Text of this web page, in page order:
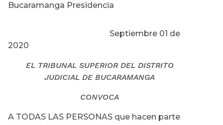
Bucaramanga Presidencia
Septiembre 01 de
2020
EL TRIBUNAL SUPERIOR DEL DISTRITO
JUDICIAL DE BUCARAMANGA
CONVOCA
A TODAS LAS PERSONAS que hacen parte